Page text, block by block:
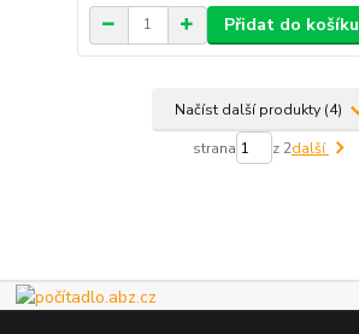
Přidat do košíku
Načíst další produkty (4)
strana z 2další